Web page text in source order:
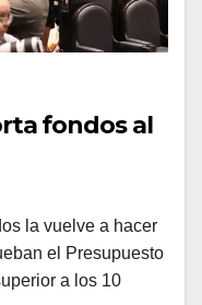
fondos al
la vuelve a hacer
el Presupuesto
a los 10